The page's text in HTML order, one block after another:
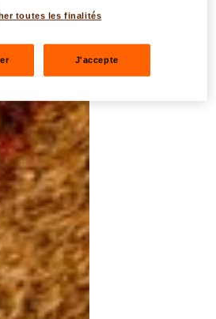
toutes les finalités
J'accepte